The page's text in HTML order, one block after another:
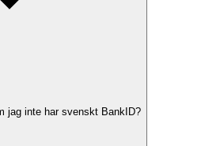
jag inte har svenskt BankID?